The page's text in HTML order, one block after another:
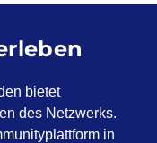
bietet
des Netzwerks.
in